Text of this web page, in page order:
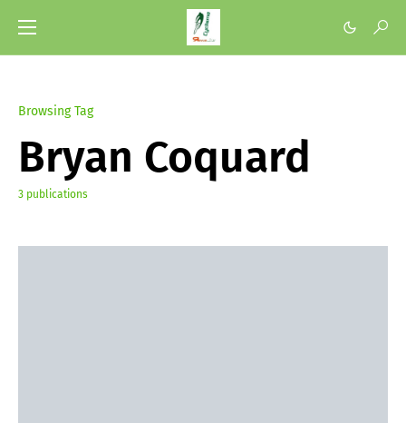
Browsing Tag
Bryan Coquard
3 publications